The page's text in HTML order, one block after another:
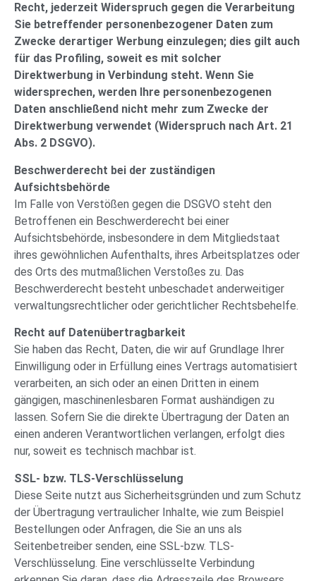
Recht, jederzeit Widerspruch gegen die Verarbeitung
Sie betreffender personenbezogener Daten zum
Zwecke derartiger Werbung einzulegen; dies gilt auch
für das Profiling, soweit es mit solcher
Direktwerbung in Verbindung steht. Wenn Sie
widersprechen, werden Ihre personenbezogenen
Daten anschließend nicht mehr zum Zwecke der
Direktwerbung verwendet (Widerspruch nach Art. 21
Abs. 2 DSGVO).
Beschwerderecht bei der zuständigen
Aufsichtsbehörde
Im Falle von Verstößen gegen die DSGVO steht den
Betroffenen ein Beschwerderecht bei einer
Aufsichtsbehörde, insbesondere in dem Mitgliedstaat
ihres gewöhnlichen Aufenthalts, ihres Arbeitsplatzes oder
des Orts des mutmaßlichen Verstoßes zu. Das
Beschwerderecht besteht unbeschadet anderweitiger
verwaltungsrechtlicher oder gerichtlicher Rechtsbehelfe.
Recht auf Datenübertragbarkeit
Sie haben das Recht, Daten, die wir auf Grundlage Ihrer
Einwilligung oder in Erfüllung eines Vertrags automatisiert
verarbeiten, an sich oder an einen Dritten in einem
gängigen, maschinenlesbaren Format aushändigen zu
lassen. Sofern Sie die direkte Übertragung der Daten an
einen anderen Verantwortlichen verlangen, erfolgt dies
nur, soweit es technisch machbar ist.
SSL- bzw. TLS-Verschlüsselung
Diese Seite nutzt aus Sicherheitsgründen und zum Schutz
der Übertragung vertraulicher Inhalte, wie zum Beispiel
Bestellungen oder Anfragen, die Sie an uns als
Seitenbetreiber senden, eine SSL-bzw. TLS-
Verschlüsselung. Eine verschlüsselte Verbindung